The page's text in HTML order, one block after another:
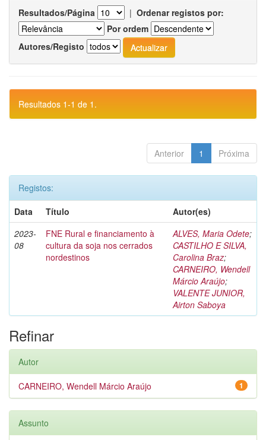
Resultados/Página | Ordenar registos por:
Por ordem
Autores/Registo
Resultados 1-1 de 1.
Anterior 1 Próxima
Registos:
Data
Título
Autor(es)
2023-
08
FNE Rural e financiamento à
cultura da soja nos cerrados
nordestinos
ALVES, Maria Odete;
CASTILHO E SILVA,
Carolina Braz;
CARNEIRO, Wendell
Márcio Araújo;
VALENTE JUNIOR,
Airton Saboya
Refinar
Autor
1
CARNEIRO, Wendell Márcio Araújo
Assunto